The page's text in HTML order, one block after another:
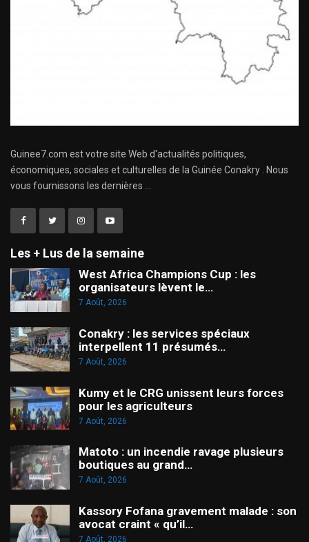
Guinee7.com est votre site Web d'actualités politiques,
économiques, sociales et culturelles de la Guinée Conakry . Nous
vous fournissons les dernières ...
Les + Lus de la semaine
West Africa Champions Cup : les
organisateurs lèvent le…
7 Août, 2026
Conakry : les services spéciaux
interpellent 11 présumés…
7 Août, 2026
Kumy et le CRG unissent leurs forces
pour les agriculteurs
7 Août, 2026
Matoto : un incendie ravage plusieurs
boutiques au grand…
7 Août, 2026
Kassory Fofana gravement malade : son
avocat craint « qu’il…
7 Août, 2026